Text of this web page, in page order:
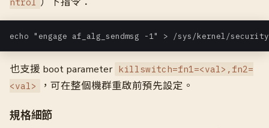
echo "engage af_alg_sendmsg -1" > /sys/kernel/
也支援 boot parameter killswitch=fn1=<val>,fn2=
<val>
，可在整個機群重啟前預先設定。
規格細節